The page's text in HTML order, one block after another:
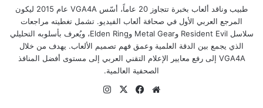
طبيب وناقد ألعاب بخبرة تتجاوز 20 عاماً، أسّس VGA4A عام 2015 ليكون
المرجع العربي الأول في صحافة ألعاب الفيديو. تشمل تغطيته مراجعات
سلاسل Resident Evil وMetal Gear وElden Ring، ويُعرف بأسلوبه التحليلي
الذي يجمع بين الدقة العلمية وعمق فهم تصميم الألعاب. يهدف من خلال
VGA4A إلى رفع معايير الإعلام التقني العربي إلى مستوى أفضل المنافذ
الصحفية العالمية.
موقع
فيسبوك
‫X